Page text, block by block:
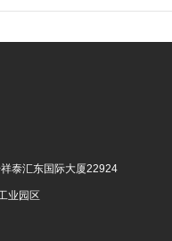
泰汇东国际大厦22924
业园区